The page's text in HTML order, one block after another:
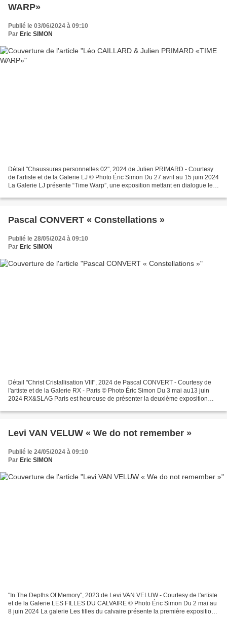
WARP»
Publié le 03/06/2024 à 09:10
Par Eric SIMON
Détail "Chaussures personnelles 02", 2024 de Julien PRIMARD - Courtesy
de l'artiste et de la Galerie LJ © Photo Éric Simon Du 27 avril au 15 juin 2024
La Galerie LJ présente “Time Warp”, une exposition mettant en dialogue les
Pascal CONVERT « Constellations »
Publié le 28/05/2024 à 09:10
Par Eric SIMON
Détail "Christ Cristallisation VIII", 2024 de Pascal CONVERT - Courtesy de
l'artiste et de la Galerie RX - Paris © Photo Éric Simon Du 3 mai au13 juin
2024 RX&SLAG Paris est heureuse de présenter la deuxième exposition
Levi VAN VELUW « We do not remember »
Publié le 24/05/2024 à 09:10
Par Eric SIMON
"In The Depths Of Memory", 2023 de Levi VAN VELUW - Courtesy de l'artiste
et de la Galerie LES FILLES DU CALVAIRE © Photo Éric Simon Du 2 mai au
8 juin 2024 La galerie Les filles du calvaire présente la première exposition